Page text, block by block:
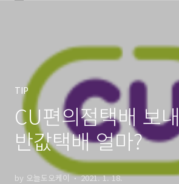
TIP
CU편의점택배 보
반값택배 얼마?
by 오늘도오케이 2021. 1. 18.